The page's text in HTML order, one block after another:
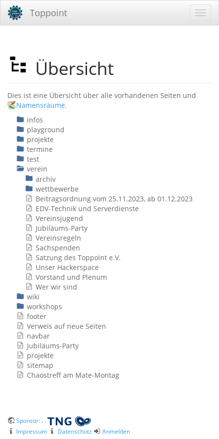
Toppoint
Übersicht
Dies ist eine Übersicht über alle vorhandenen Seiten und
Namensräume.
infos
playground
projekte
termine
test
verein
archiv
wettbewerbe
Beitragsordnung vom 25.11.2023, ab 01.12.2023
EDV-Technik und Serverdienste
Vereinsjugend
Jubiläums-Party
Vereinsregeln
Sachspenden
Satzung des Toppoint e.V.
Unser Hackerspace
Vorstand und Plenum
Wer wir sind
wiki
workshops
footer
Verweis auf neue Seiten
navbar
Jubiläums-Party
projekte
sitemap
Chaostreff am Mate-Montag
Sponsor: . .
Impressum
Datenschutz Anmelden